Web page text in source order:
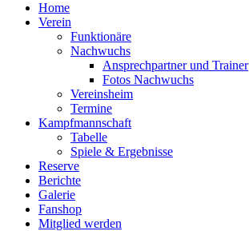
Home
Verein
Funktionäre
Nachwuchs
Ansprechpartner und Trainer
Fotos Nachwuchs
Vereinsheim
Termine
Kampfmannschaft
Tabelle
Spiele & Ergebnisse
Reserve
Berichte
Galerie
Fanshop
Mitglied werden